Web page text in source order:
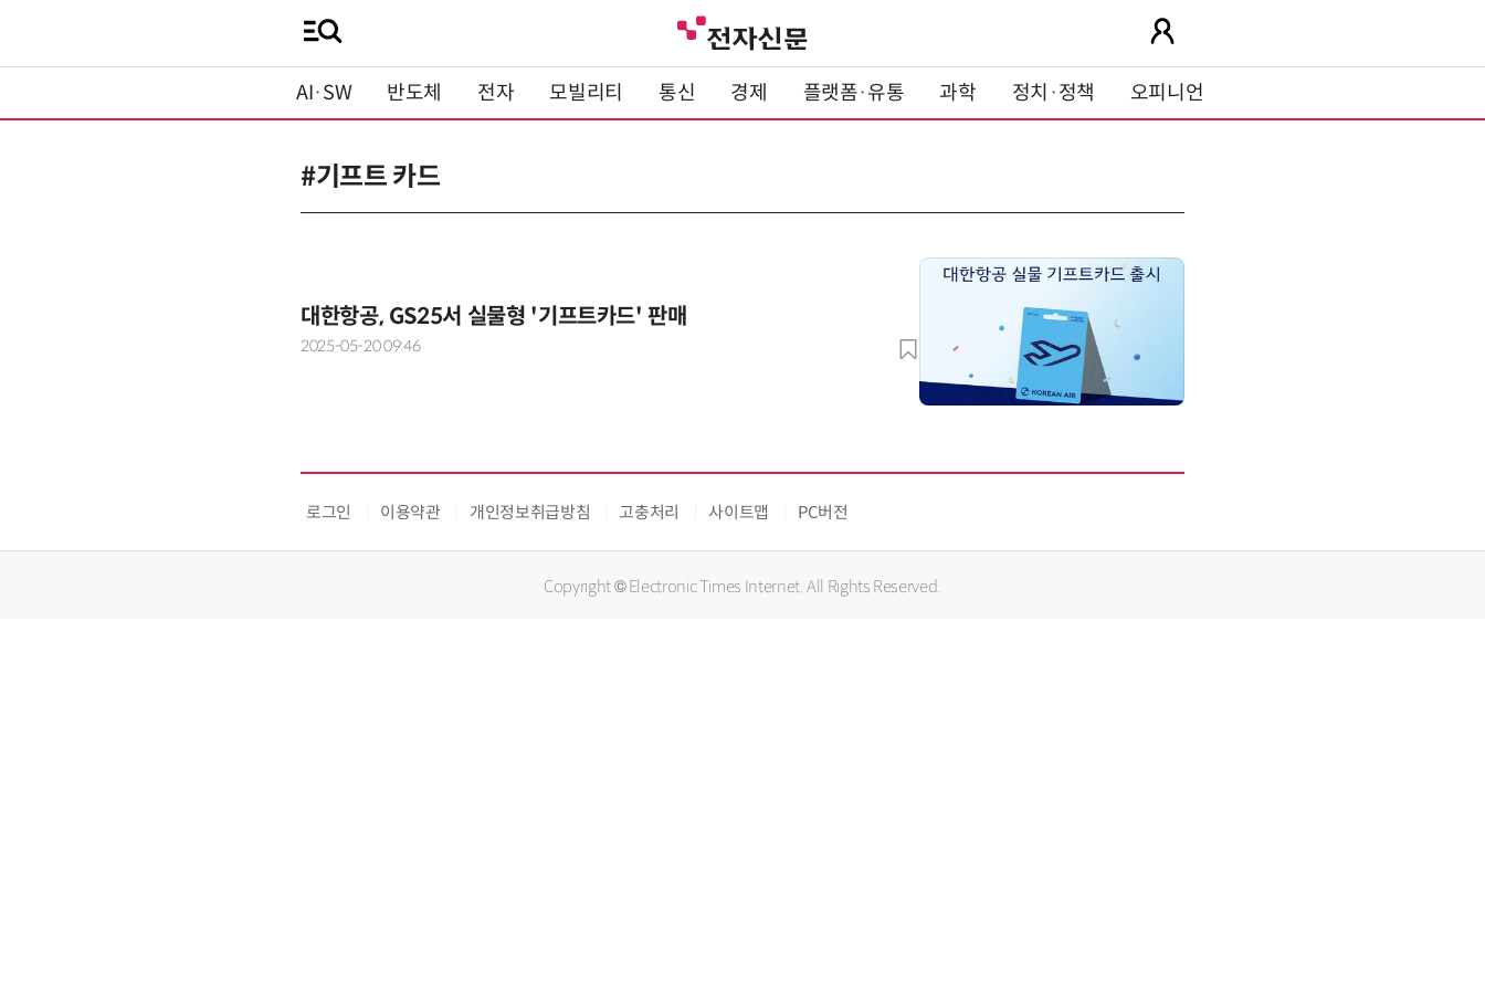
AI·SW 반도체 전자 모빌리티 통신 경제 플랫폼·유통 과학 정치·정책 오피니언
#기프트 카드
대한항공, GS25서 실물형 '기프트카드' 판매
2025-05-20 09:46
로그인 이용약관 개인정보취급방침 고충처리 사이트맵 PC버전
Copyright © Electronic Times Internet. All Rights Reserved.